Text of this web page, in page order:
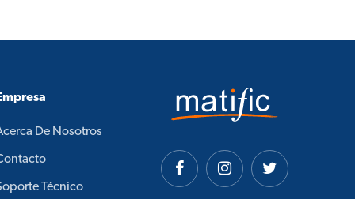
De Nosotros
Técnico